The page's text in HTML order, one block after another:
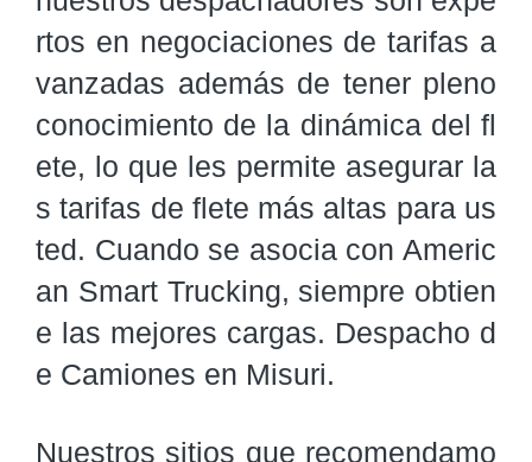
rtos en negociaciones de tarifas a
vanzadas además de tener pleno
conocimiento de la dinámica del fl
ete, lo que les permite asegurar la
s tarifas de flete más altas para us
ted. Cuando se asocia con Americ
an Smart Trucking, siempre obtien
e las mejores cargas. Despacho d
e Camiones en Misuri.
Nuestros sitios que recomendamo